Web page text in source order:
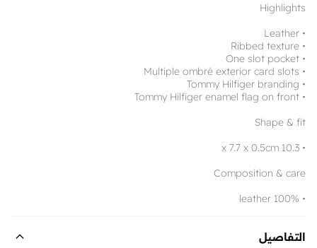
Highlights
• Leather
• Ribbed texture
• One slot pocket
• Multiple ombré exterior card slots
• Tommy Hilfiger branding
• Tommy Hilfiger enamel flag on front
Shape & fit
• 10.3 x 7.7 x 0.5cm
Composition & care
• 100% leather
التفاصيل